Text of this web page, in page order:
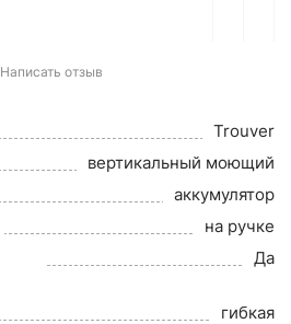
Написать отзыв
Trouver
вертикальный моющий
аккумулятор
на ручке
Да
гибкая